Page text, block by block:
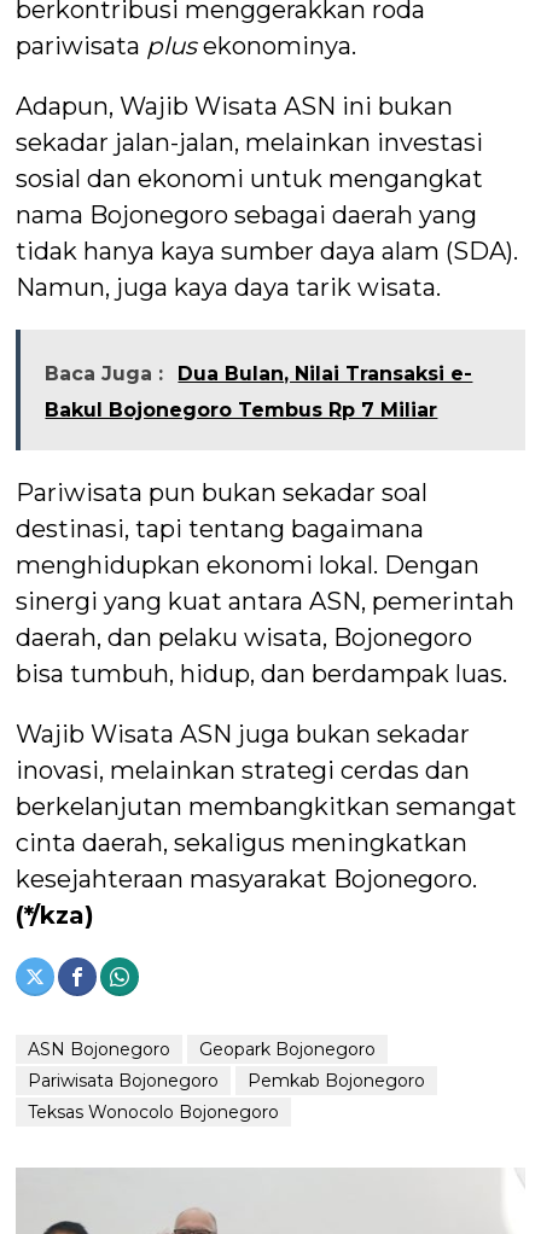
berkontribusi menggerakkan roda
pariwisata plusekonominya.
Adapun, Wajib Wisata ASN ini bukan
sekadar jalan-jalan, melainkan investasi
sosial dan ekonomi untuk mengangkat
nama Bojonegoro sebagai daerah yang
tidak hanya kaya sumber daya alam (SDA).
Namun, juga kaya daya tarik wisata.
Baca Juga :
Dua Bulan, Nilai Transaksi e-
Bakul Bojonegoro Tembus Rp 7 Miliar
Pariwisata pun bukan sekadar soal
destinasi, tapi tentang bagaimana
menghidupkan ekonomi lokal. Dengan
sinergi yang kuat antara ASN, pemerintah
daerah, dan pelaku wisata, Bojonegoro
bisa tumbuh, hidup, dan berdampak luas.
Wajib Wisata ASN juga bukan sekadar
inovasi, melainkan strategi cerdas dan
berkelanjutan membangkitkan semangat
cinta daerah, sekaligus meningkatkan
kesejahteraan masyarakat Bojonegoro.
(*/kza)
ASN Bojonegoro
Geopark Bojonegoro
Pariwisata Bojonegoro
Pemkab Bojonegoro
Teksas Wonocolo Bojonegoro